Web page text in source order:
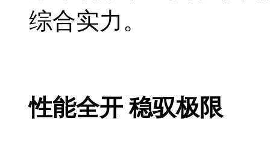
综合实力。
性能全开 稳驭极限